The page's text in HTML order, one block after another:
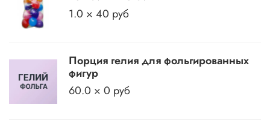
1.0 × 40 руб
Порция гелия для фольгированных
фигур
60.0 × 0 руб